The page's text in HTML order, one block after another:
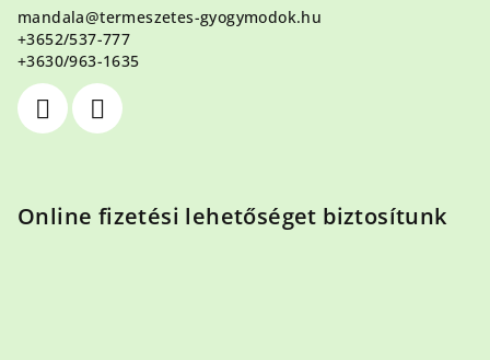
mandala@termeszetes-gyogymodok.hu
+3652/537-777
+3630/963-1635
Online fizetési lehetőséget biztosítunk